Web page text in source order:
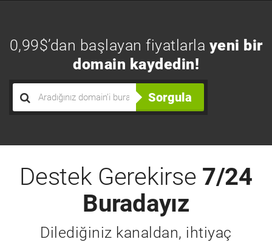
0,99$’dan başlayan fiyatlarla yeni bir
domain kaydedin!
Sorgula
Destek Gerekirse 7/24
Buradayız
Dilediğiniz kanaldan, ihtiyaç